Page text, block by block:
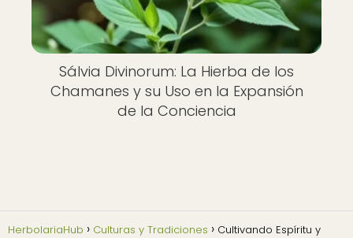
Sálvia Divinorum: La Hierba de los
Chamanes y su Uso en la Expansión
de la Conciencia
HerbolariaHub Culturas y Tradiciones Cultivando Espíritu y